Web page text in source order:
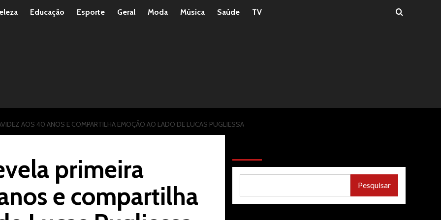
Educação Esporte Geral Moda Música Saúde TV
AOS 40 ANOS E COMPARTILHA EMOÇÃO AO LADO DE LUCAS PUGLIESSA
primeira
e compartilha
Pesquisar